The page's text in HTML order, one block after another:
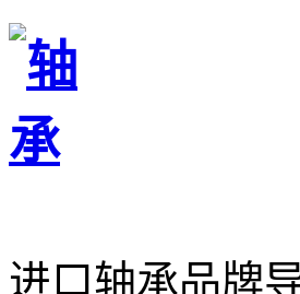
进口轴承品牌